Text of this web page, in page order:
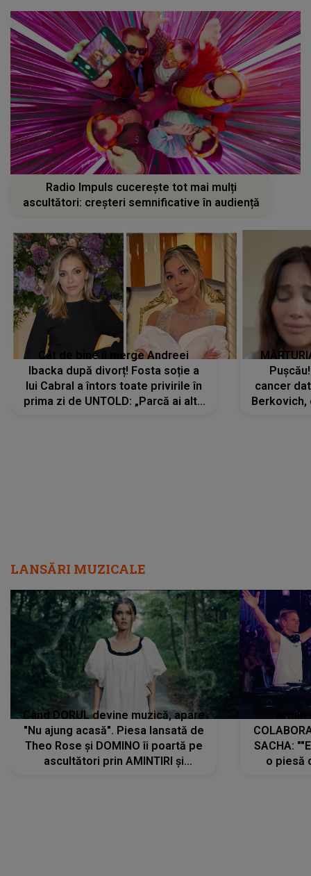
Radio Impuls cucerește tot mai mulți
ascultători: creșteri semnificative în audiență
Cât de bine îi merge Andreei
Ibacka după divorț! Fosta soție a
lui Cabral a întors toate privirile în
prima zi de UNTOLD: „Parcă ai altă
cancer
LANSĂRI MUZICALE
Când DORUL devine muzică, apare
"Nu ajung acasă". Piesa lansată de
Theo Rose și DOMINO îi poartă pe
ascultători prin AMINTIRI și
SACHA:
o piesă